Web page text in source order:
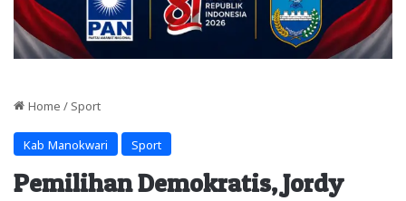
Home / Sport
Kab Manokwari Sport
Pemilihan Demokratis, Jordy